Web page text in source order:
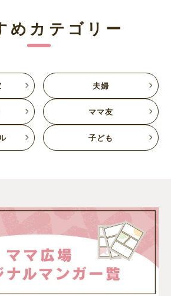
めカテゴリー
夫婦
ママ友
子ども